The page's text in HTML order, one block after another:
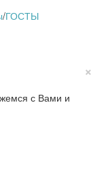
/ГОСТЫ
×
с Вами и